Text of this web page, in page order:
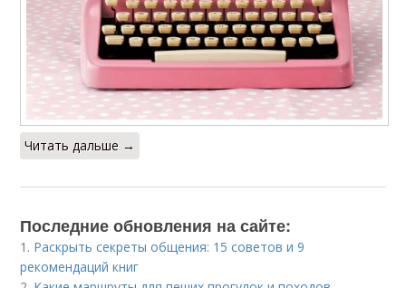
Читать дальше →
Последние обновления на сайте:
1. Раскрыть секреты общения: 15 советов и 9
рекомендаций книг